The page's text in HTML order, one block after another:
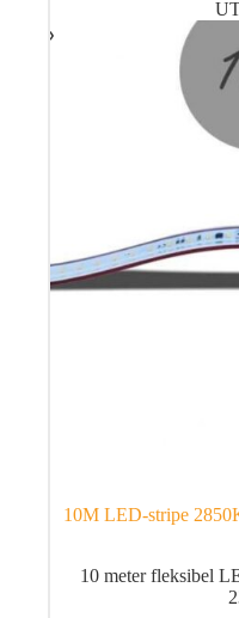
10M LED-stripe
10 meter fleksibel